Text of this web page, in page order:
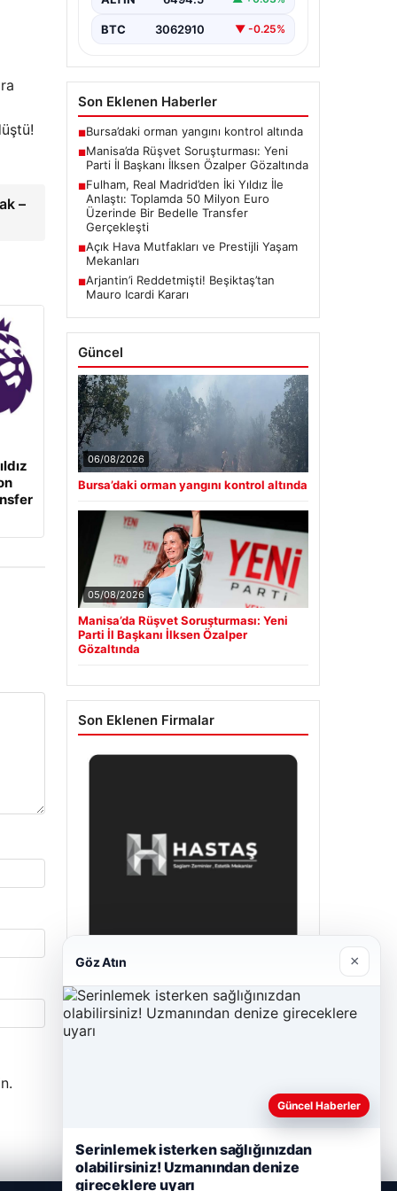
–
de gözaltına…
BTC 3062910 ▼ -0.25%
Son Eklenen Haberler
■Bursa’daki orman yangını kontrol altında
■Manisa’da Rüşvet Soruşturması: Yeni
Parti İl Başkanı İlksen Özalper Gözaltında
■Fulham, Real Madrid’den İki Yıldız İle
Anlaştı: Toplamda 50 Milyon Euro
Üzerinde Bir Bedelle Transfer
Gerçekleşti
■Açık Hava Mutfakları ve Prestijli Yaşam
Mekanları
■Arjantin’i Reddetmişti! Beşiktaş’tan
Mauro Icardi Kararı
Güncel
06/08/2026
Bursa’daki orman yangını kontrol altında
05/08/2026
Manisa’da Rüşvet Soruşturması: Yeni
Parti İl Başkanı İlksen Özalper
Gözaltında
Son Eklenen Firmalar
Hastaş Beton
26/05/2026
Göz Atın ×
Güncel Haberler
Serinlemek isterken sağlığınızdan
olabilirsiniz! Uzmanından denize
gireceklere uyarı